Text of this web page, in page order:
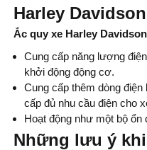
Harley Davidson
Ắc quy xe Harley Davidson
Cung cấp năng lượng
khởi động động cơ.
Cung cấp thêm dòng
cấp đủ nhu cầu điện cho
Hoạt động như một bộ ổn
Những lưu ý